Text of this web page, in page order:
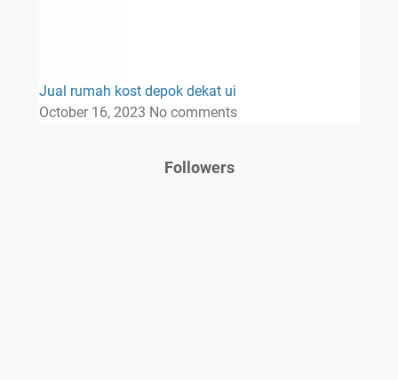
Jual rumah kost depok dekat ui
October 16, 2023 No comments
Followers